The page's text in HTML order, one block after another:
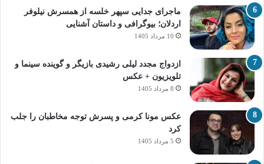
ماجرای جدایی سپهر خلسه از همسرش نیلوفر
اردلان؛ بیوگرافی و داستان آشنایی
10 مرداد 1405
ازدواج مجدد لیلی رشیدی بازیگر و گوینده سینما و
تلویزیون + عکس
8 مرداد 1405
عکس مونا کرمی و پسرش توجه مخاطبان را جلب
کرد
5 مرداد 1405